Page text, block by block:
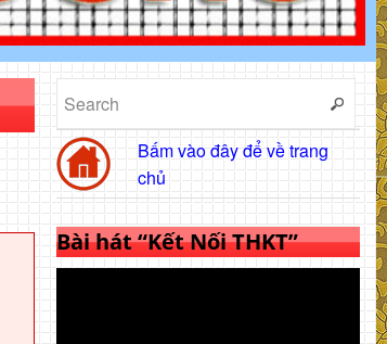
Bấm vào đây để về trang
chủ
Bài hát “Kết Nối THKT”